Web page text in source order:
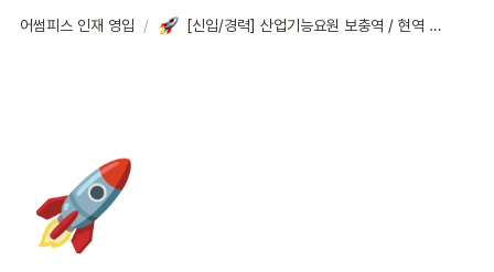
어썸피스 인재 영입 / [신입/경력] 산업기능요원 보충역 / 현역 전직자 채용
🚀